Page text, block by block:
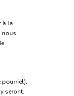
à la
nous
pourriel),
seront.